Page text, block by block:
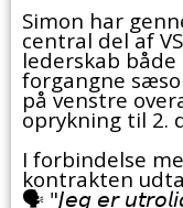
Simon har
central del af
lederskab
forgangne
på venstre
oprykning til 2.
I forbindelse
kontrakten
🗣️ "𝘑𝘦𝘨 𝘦𝘳